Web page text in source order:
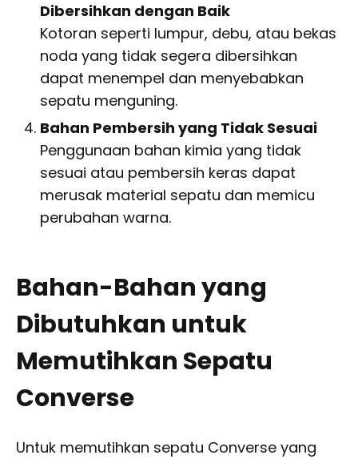
Dibersihkan dengan Baik
Kotoran seperti lumpur, debu, atau bekas
noda yang tidak segera dibersihkan
dapat menempel dan menyebabkan
sepatu menguning.
Bahan Pembersih yang Tidak Sesuai
Penggunaan bahan kimia yang tidak
sesuai atau pembersih keras dapat
merusak material sepatu dan memicu
perubahan warna.
Bahan-Bahan yang
Dibutuhkan untuk
Memutihkan Sepatu
Converse
Untuk memutihkan sepatu Converse yang